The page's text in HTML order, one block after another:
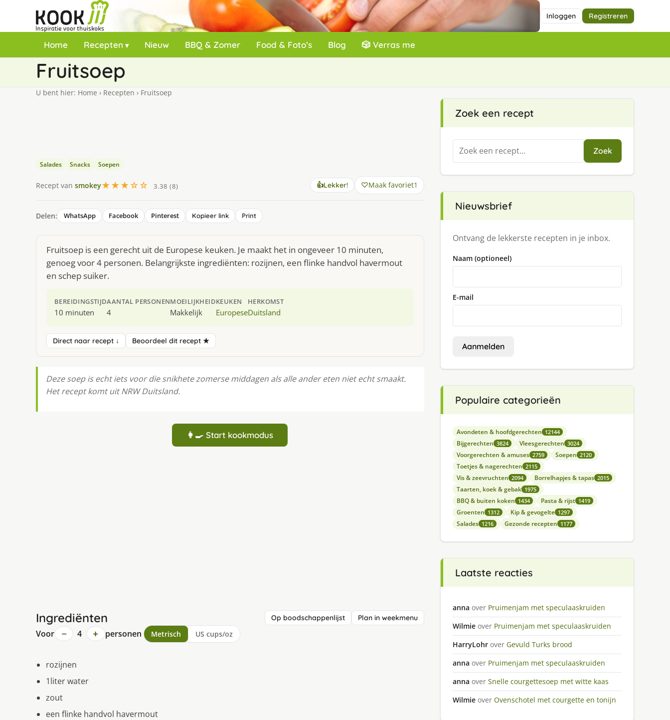
Inloggen Registreren
Home Recepten Nieuw BBQ & Zomer Food & Foto’s Blog 🎲 Verras me
Fruitsoep
U bent hier: Home › Recepten › Fruitsoep
Salades Snacks Soepen
Recept van smokey★★★☆☆ 3.38 (8) 👍Lekker! Maak favoriet1
Delen: WhatsApp Facebook Pinterest Kopieer link Print
Fruitsoep is een gerecht uit de Europese keuken. Je maakt het in ongeveer 10 minuten,
genoeg voor 4 personen. Belangrijkste ingrediënten: rozijnen, een flinke handvol havermout
en schep suiker.
BEREIDINGSTIJD
10 minuten
AANTAL PERSONEN
4
MOEILIJKHEID
Makkelijk
KEUKEN
Europese
HERKOMST
Duitsland
Direct naar recept ↓ Beoordeel dit recept ★
Deze soep is echt iets voor die snikhete zomerse middagen als alle ander eten niet echt smaakt.
Het recept komt uit NRW Duitsland.
👩‍🍳 Start kookmodus
Ingrediënten Op boodschappenlijst Plan in weekmenu
Voor − 4 + personen Metrisch US cups/oz
rozijnen
1liter water
zout
een flinke handvol havermout
Zoek een recept
Zoeken
naar:
Zoek
Nieuwsbrief
Ontvang de lekkerste recepten in je inbox.
Naam (optioneel)
E-mail
Aanmelden
Populaire categorieën
Avondeten & hoofdgerechten 12144
Bijgerechten 3824 Vleesgerechten 3024
Voorgerechten & amuses 2759 Soepen 2120
Toetjes & nagerechten 2115
Vis & zeevruchten 2094 Borrelhapjes & tapas 2015
Taarten, koek & gebak 1975
BBQ & buiten koken 1434 Pasta & rijst 1419
Groenten 1312 Kip & gevogelte 1297
Salades 1216 Gezonde recepten 1177
Laatste reacties
anna over Pruimenjam met speculaaskruiden
Wilmie over Pruimenjam met speculaaskruiden
HarryLohr over Gevuld Turks brood
anna over Pruimenjam met speculaaskruiden
anna over Snelle courgettesoep met witte kaas
Wilmie over Ovenschotel met courgette en tonijn